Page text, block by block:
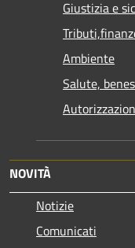
Giustizia e
Ambiente
Salute,
NOVITÀ
Notizie
Comunicati